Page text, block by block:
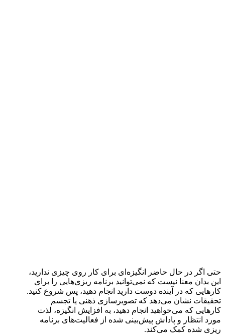
حتی اگر در حال حاضر انگیزه‌ای برای کار روی چیزی ندارید،
این بدان معنا نیست که نمی‌توانید برنامه ریزی‌هایی را برای
کارهایی که در آینده دوست دارید انجام دهید، پس شروع کنید.
تحقیقات نشان می‌دهد که تصویرسازی ذهنی یا تجسم
کارهایی که می‌خواهید انجام دهید، به افزایش انگیزه، لذت
مورد انتظار و پاداش پیش‌بینی شده از فعالیت‌های برنامه
ریزی شده کمک می‌کند.